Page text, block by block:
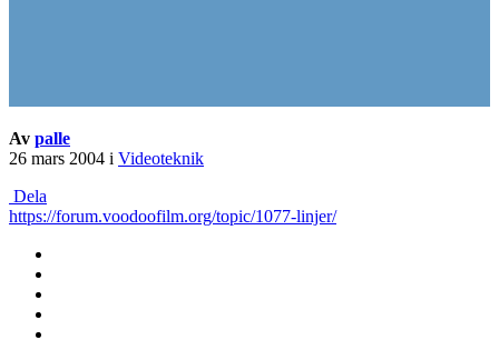
Av palle
26 mars 2004 i Videoteknik
Dela
https://forum.voodoofilm.org/topic/1077-linjer/